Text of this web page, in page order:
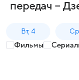
передач –
Вт, 4
Фильмы